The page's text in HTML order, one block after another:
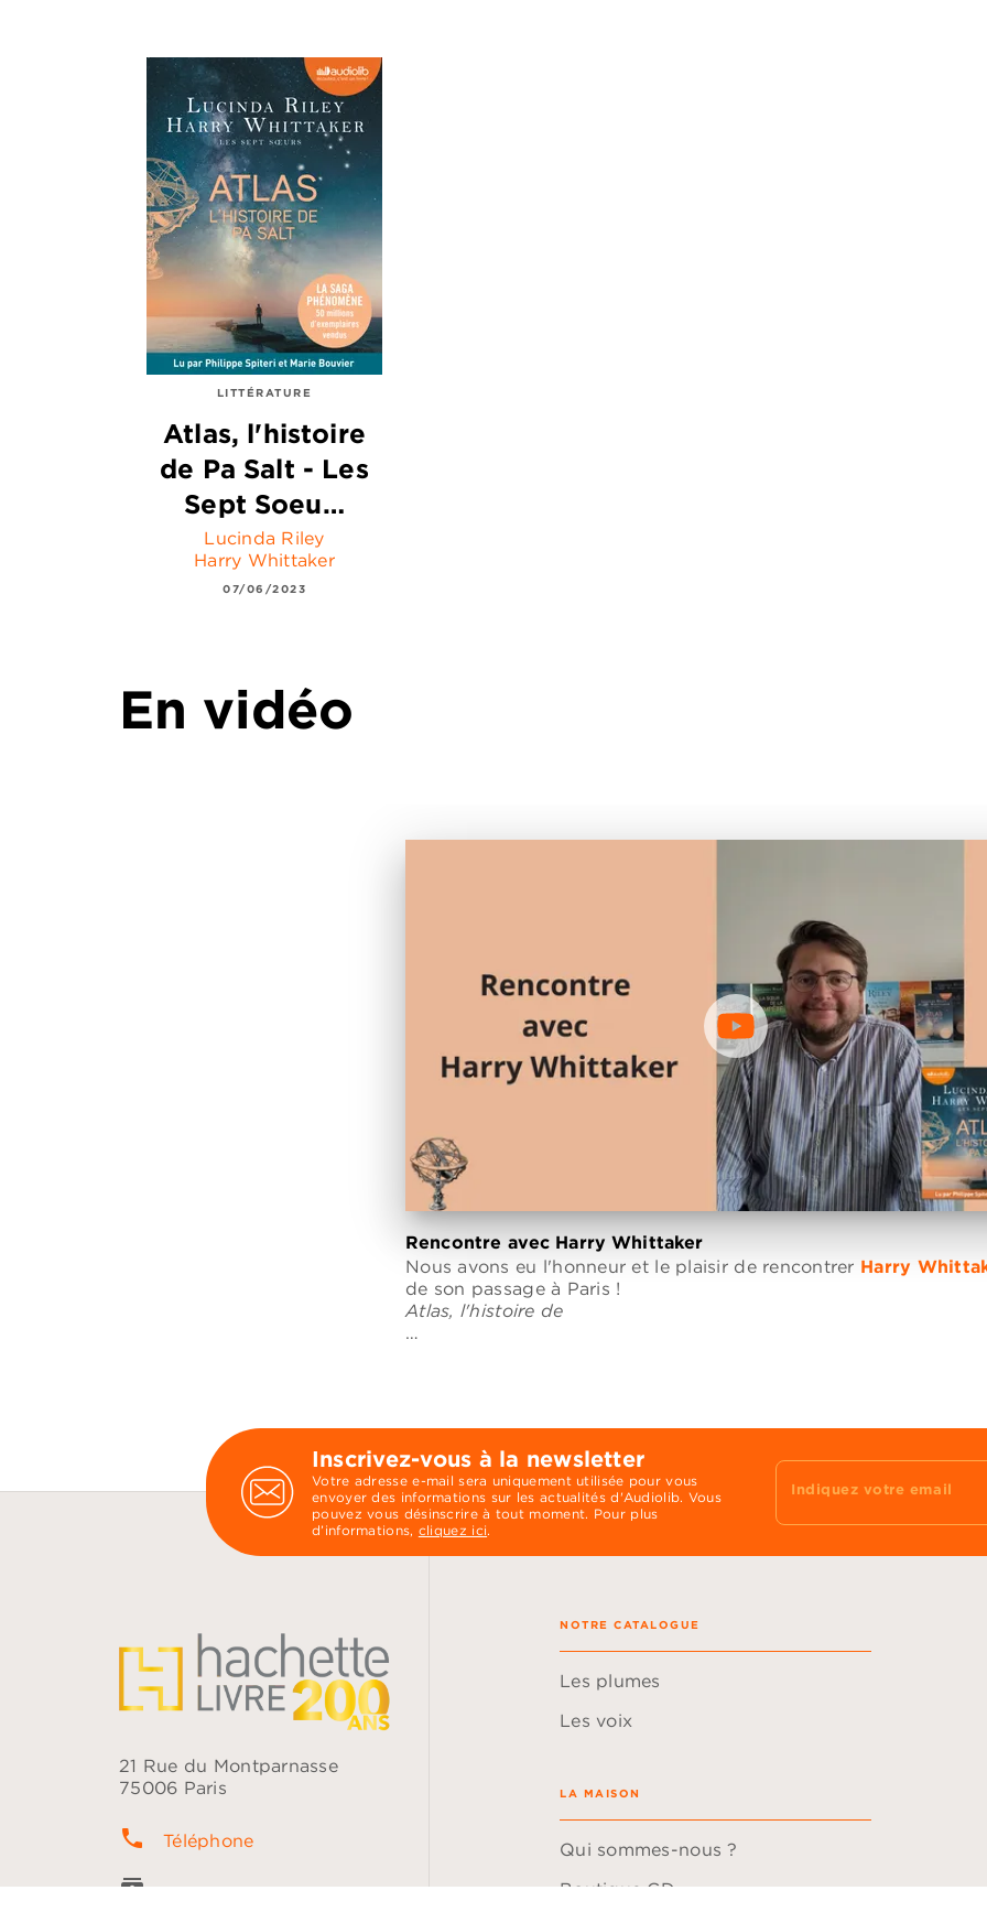
LITTÉRATURE
Atlas, l'histoire
de Pa Salt - Les
Sept Soeu…
Lucinda Riley
Harry Whittaker
07/06/2023
En vidéo
Rencontre avec Harry Whittaker
Nous avons eu l'honneur et le plaisir de rencontrer Harry
de son passage à Paris !
Atlas, l'histoire de
…
Inscrivez-vous à la newsletter
Votre adresse e-mail sera uniquement utilisée pour vous
envoyer des informations sur les actualités d'Audiolib. Vous
pouvez vous désinscrire à tout moment. Pour plus
d’informations, cliquez ici.
Indiquez votre email
21 Rue du Montparnasse
75006 Paris
phone Téléphone
contacts Questions fréquentes
NOTRE CATALOGUE
Les plumes
Les voix
LA MAISON
Qui sommes-nous ?
Boutique CD